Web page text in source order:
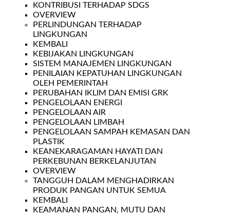
KONTRIBUSI TERHADAP SDGS
OVERVIEW
PERLINDUNGAN TERHADAP
LINGKUNGAN
KEMBALI
KEBIJAKAN LINGKUNGAN
SISTEM MANAJEMEN LINGKUNGAN
PENILAIAN KEPATUHAN LINGKUNGAN
OLEH PEMERINTAH
PERUBAHAN IKLIM DAN EMISI GRK
PENGELOLAAN ENERGI
PENGELOLAAN AIR
PENGELOLAAN LIMBAH
PENGELOLAAN SAMPAH KEMASAN DAN
PLASTIK
KEANEKARAGAMAN HAYATI DAN
PERKEBUNAN BERKELANJUTAN
OVERVIEW
TANGGUH DALAM MENGHADIRKAN
PRODUK PANGAN UNTUK SEMUA
KEMBALI
KEAMANAN PANGAN, MUTU DAN